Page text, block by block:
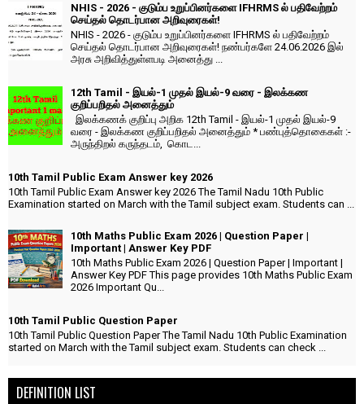
NHIS - 2026 - குடும்ப உறுப்பினர்களை IFHRMS ல் பதிவேற்றம்
செய்தல் தொடர்பான அறிவுரைகள்!
NHIS - 2026 - குடும்ப உறுப்பினர்களை IFHRMS ல் பதிவேற்றம்
செய்தல் தொடர்பான அறிவுரைகள்! நண்பர்களே 24.06.2026 இல்
அரசு அறிவித்துள்ளபடி அனைத்து ...
12th Tamil - இயல்-1 முதல் இயல்-9 வரை - இலக்கண
குறிப்பறிதல் அனைத்தும்
இலக்கணக் குறிப்பு அறிக 12th Tamil - இயல்-1 முதல் இயல்-9
வரை - இலக்கண குறிப்பறிதல் அனைத்தும் * பண்புத்தொகைகள் :-
அருந்திறல் கருந்தடம், கொட...
10th Tamil Public Exam Answer key 2026
10th Tamil Public Exam Answer key 2026 The Tamil Nadu 10th Public
Examination started on March with the Tamil subject exam. Students can ...
10th Maths Public Exam 2026 | Question Paper |
Important | Answer Key PDF
10th Maths Public Exam 2026 | Question Paper | Important |
Answer Key PDF This page provides 10th Maths Public Exam
2026 Important Qu...
10th Tamil Public Question Paper
10th Tamil Public Question Paper The Tamil Nadu 10th Public Examination
started on March with the Tamil subject exam. Students can check ...
DEFINITION LIST